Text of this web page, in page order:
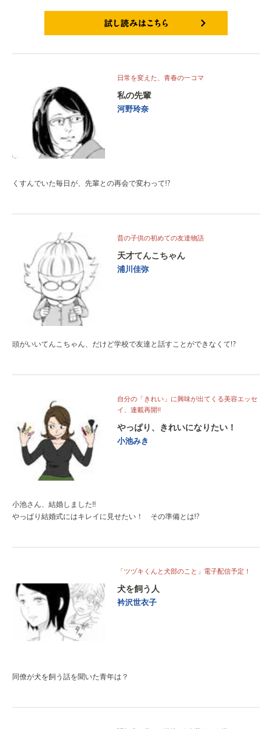
日常を変えた、青春の一コマ
私の先輩
河野玲奈
くすんでいた毎日が、先輩との再会で変わって!?
昔の子供の初めての友達物語
天才てんこちゃん
浦川佳弥
頭がいいてんこちゃん、だけど学校で友達と話すことができなくて!?
自分の「きれい」に興味が出てくる美容エッセ
イ、連載再開!!
やっぱり、きれいになりたい！
小池みき
小池さん、結婚しました!!
やっぱり結婚式にはキレイに見せたい！ その準備とは!?
「ツヅキくんと犬部のこと」電子配信予定！
犬を飼う人
衿沢世衣子
同僚が犬を飼う話を聞いた青年は？